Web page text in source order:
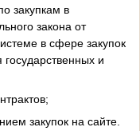
закупкам в
закона от
в сфере закупок
государственных и
закупок на сайте.